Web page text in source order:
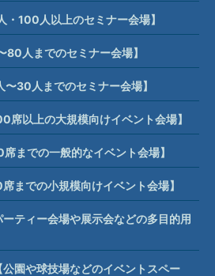
100人以上のセミナー会場】
人までのセミナー会場】
30人までのセミナー会場】
以上の大規模向けイベント会場】
までの一般的なイベント会場】
までの小規模向けイベント会場】
ティー会場や展示会などの多目的用
園や球技場などのイベントスペー